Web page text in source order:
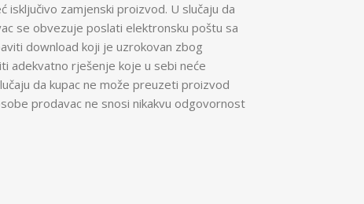
zamjenski proizvod. U slučaju da
se obvezuje poslati elektronsku poštu sa
download koji je uzrokovan zbog
adekvatno rješenje koje u sebi neće
da kupac ne može preuzeti proizvod
prodavac ne snosi nikakvu odgovornost